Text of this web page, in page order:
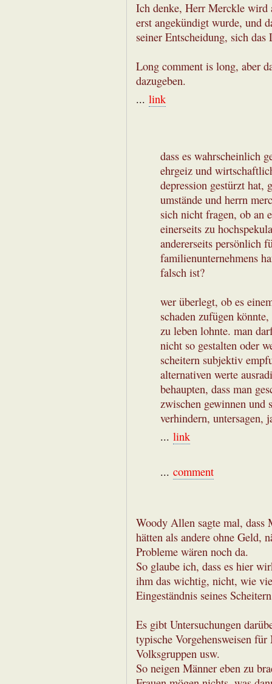
Ich denke, Herr Merckle wird
erst angekündigt wurde, und
seiner Entscheidung, sich das
Long comment is long, aber
dazugeben.
... link
dass es wahrscheinlich
ehrgeiz und
depression gestürzt hat,
umstände und herrn
sich nicht fragen, ob an
einerseits zu
andererseits persönlich
familienunternehmens
falsch ist?
wer überlegt, ob es
schaden zufügen
zu leben lohnte. man
nicht so gestalten oder
scheitern subjektiv
alternativen werte
behaupten, dass man
zwischen gewinnen und
verhindern, untersagen,
... link
... comment
Woody Allen sagte mal, dass
hätten als andere ohne Geld,
Probleme wären noch da.
So glaube ich, dass es hier
ihm das wichtig, nicht, wie
Eingeständnis seines
Es gibt Untersuchungen
typische Vorgehensweisen
Volksgruppen usw.
So neigen Männer eben zu